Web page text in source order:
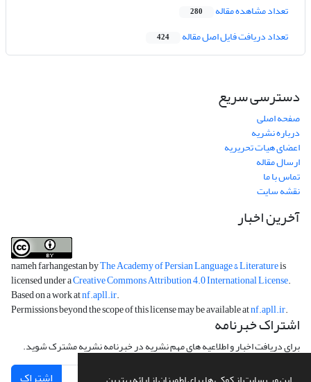
تعداد مشاهده مقاله 280
تعداد دریافت فایل اصل مقاله 424
دسترسی سریع
صفحه اصلی
درباره نشریه
اعضای هیات تحریریه
ارسال مقاله
تماس با ما
نقشه سایت
آخرین اخبار
nameh farhangestan byThe Academy of Persian Language & Literatureis
licensed under aCreative Commons Attribution 4.0 International License.
Based on a work atnf.apll.ir.
Permissions beyond the scope of this license may be available atnf.apll.ir.
اشتراک خبرنامه
برای دریافت اخبار و اطلاعیه های مهم نشریه در خبرنامه نشریه مشترک شوید.